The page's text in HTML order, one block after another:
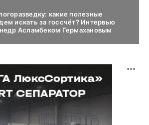
какие полезные
искать за госсчёт? Интервью
Асламбеком Гермахановым